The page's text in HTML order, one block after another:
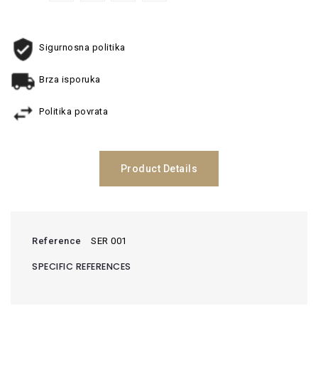
Sigurnosna politika
Brza isporuka
Politika povrata
Product Details
Reference SER 001
SPECIFIC REFERENCES